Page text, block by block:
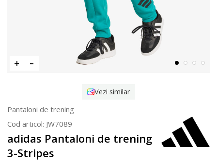
Vezi similar
Pantaloni de trening
Cod articol: JW7089
adidas Pantaloni de trening
3-Stripes